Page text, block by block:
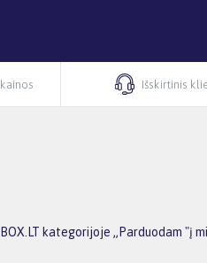
Išskirtinis
kategorijoje „Parduodam "į